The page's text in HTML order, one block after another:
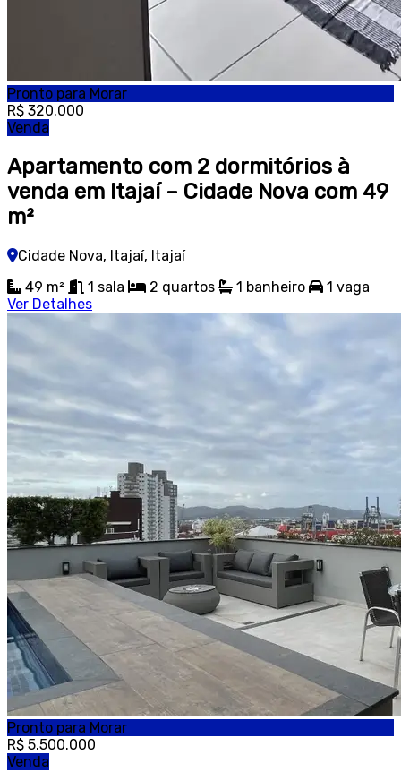
Pronto para Morar
R$ 320.000
Venda
Apartamento com 2 dormitórios à
venda em Itajaí – Cidade Nova com 49
m²
Cidade Nova, Itajaí, Itajaí
49 m²
1 sala 2 quartos 1 banheiro 1 vaga
Ver Detalhes
Pronto para Morar
R$ 5.500.000
Venda